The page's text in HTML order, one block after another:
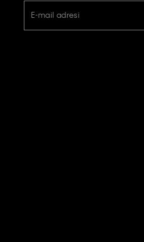
E-mail adresi
Calvin Klein e-bültenine abone